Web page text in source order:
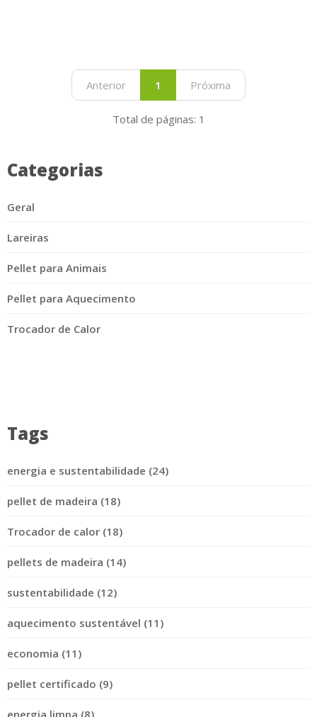
Anterior 1 Próxima
Total de páginas: 1
Categorias
Geral
Lareiras
Pellet para Animais
Pellet para Aquecimento
Trocador de Calor
Tags
energia e sustentabilidade (24)
pellet de madeira (18)
Trocador de calor (18)
pellets de madeira (14)
sustentabilidade (12)
aquecimento sustentável (11)
economia (11)
pellet certificado (9)
energia limpa (8)